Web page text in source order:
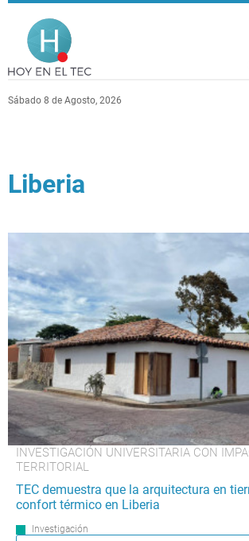
Pasar al contenido principal
Sábado 8 de Agosto, 2026
Liberia
INVESTIGACIÓN UNIVERSITARIA CON
TERRITORIAL
TEC demuestra que la arquitectura en
confort térmico en Liberia
Investigación